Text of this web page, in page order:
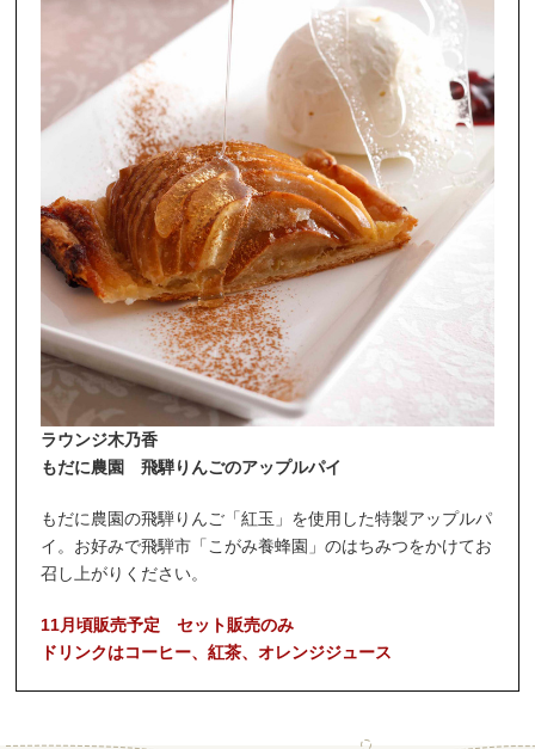
ラウンジ木乃香
もだに農園 飛騨りんごのアップルパイ
もだに農園の飛騨りんご「紅玉」を使用した特製アップルパ
イ。お好みで飛騨市「こがみ養蜂園」のはちみつをかけてお
召し上がりください。
11月頃販売予定 セット販売のみ
ドリンクはコーヒー、紅茶、オレンジジュース